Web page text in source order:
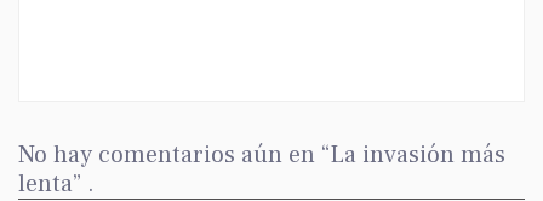
No hay comentarios aún en “La invasión más
lenta” .